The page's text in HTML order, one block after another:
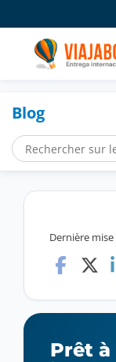
Blog
Dernière
Prêt à